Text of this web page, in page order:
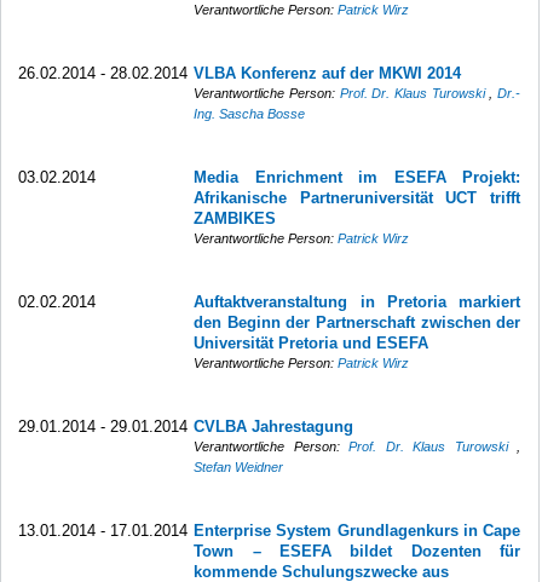
Verantwortliche Person:Patrick Wirz
26.02.2014 - 28.02.2014 VLBA Konferenz auf der MKWI 2014
Verantwortliche Person: Prof. Dr. Klaus Turowski ,Dr.-
Ing. Sascha Bosse
03.02.2014
Media Enrichment im ESEFA Projekt:
Afrikanische Partneruniversität UCT trifft
ZAMBIKES
Verantwortliche Person:Patrick Wirz
02.02.2014
Auftaktveranstaltung in Pretoria markiert
den Beginn der Partnerschaft zwischen der
Universität Pretoria und ESEFA
Verantwortliche Person:Patrick Wirz
29.01.2014 - 29.01.2014 CVLBA Jahrestagung
Verantwortliche Person:Prof. Dr. Klaus Turowski
Stefan Weidner
13.01.2014 - 17.01.2014 Enterprise System Grundlagenkurs in Cape
Town – ESEFA bildet Dozenten für
kommende Schulungszwecke aus